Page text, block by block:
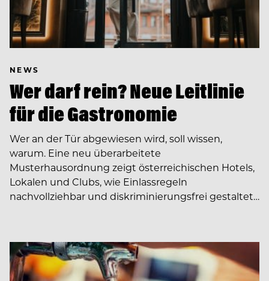
NEWS
Wer darf rein? Neue Leitlinie
für die Gastronomie
Wer an der Tür abgewiesen wird, soll wissen,
warum. Eine neu überarbeitete
Musterhausordnung zeigt österreichischen Hotels,
Lokalen und Clubs, wie Einlassregeln
nachvollziehbar und diskriminierungsfrei gestaltet…